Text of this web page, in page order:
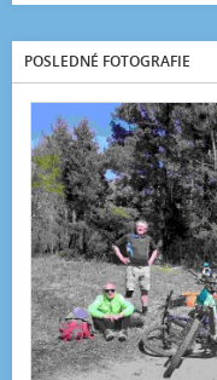
POSLEDNÉ FOTOGRAFIE